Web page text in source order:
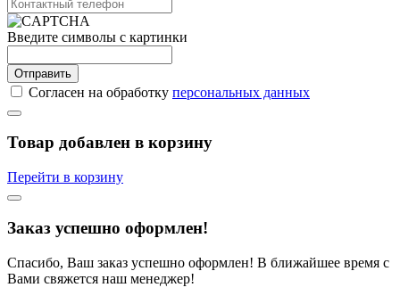
Введите символы с картинки
Отправить
Согласен на обработку персональных данных
Товар добавлен в корзину
Перейти в корзину
Заказ успешно оформлен!
Спасибо, Ваш заказ успешно оформлен! В ближайшее время с
Вами свяжется наш менеджер!